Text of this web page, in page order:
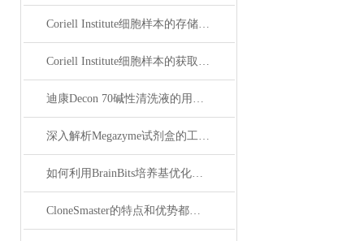
Coriell Institute细胞样本的存储与处理
Coriell Institute细胞样本的获取与应用指南
迪康Decon 70碱性清洗液的用法及说明（Contrad 70，）
深入解析Megazyme试剂盒的工作原理与优势
如何利用BrainBits培养基优化神经细胞的培养条件
CloneSmaster的特点和优势都有哪些